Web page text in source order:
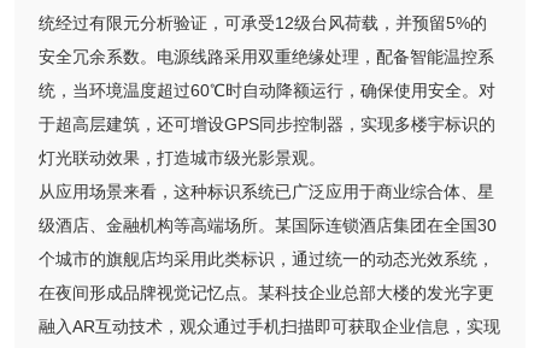
统经过有限元分析验证，可承受12级台风荷载，并预留5%的
安全冗余系数。电源线路采用双重绝缘处理，配备智能温控系
统，当环境温度超过60℃时自动降额运行，确保使用安全。对
于超高层建筑，还可增设GPS同步控制器，实现多楼宇标识的
灯光联动效果，打造城市级光影景观。
从应用场景来看，这种标识系统已广泛应用于商业综合体、星
级酒店、金融机构等高端场所。某国际连锁酒店集团在全国30
个城市的旗舰店均采用此类标识，通过统一的动态光效系统，
在夜间形成品牌视觉记忆点。某科技企业总部大楼的发光字更
融入AR互动技术，观众通过手机扫描即可获取企业信息，实现